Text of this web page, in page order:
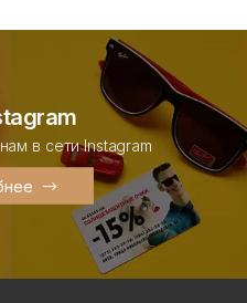
в сети Instagram